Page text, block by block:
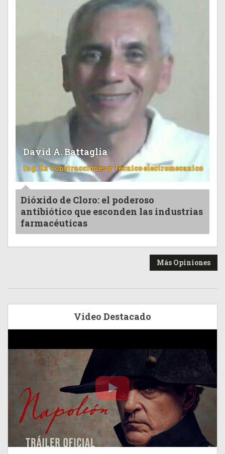
David A. Battaglia
Ing. En Construcciones y Tecnico electromecanico
Dióxido de Cloro: el poderoso
antibiótico que esconden las industrias
farmacéuticas
Más Opiniones
Video Destacado